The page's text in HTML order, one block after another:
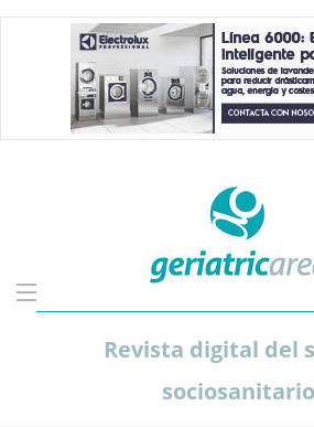
Revista digital del
sociosanitario